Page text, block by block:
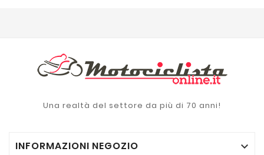
Una realtà del settore da più di 70 anni!
INFORMAZIONI NEGOZIO 